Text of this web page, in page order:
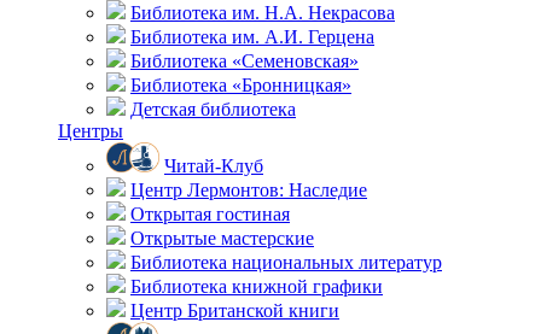
Библиотека им. Н.А. Некрасова
Библиотека им. А.И. Герцена
Библиотека «Семеновская»
Библиотека «Бронницкая»
Детская библиотека
Центры
Читай-Клуб
Центр Лермонтов: Наследие
Открытая гостиная
Открытые мастерские
Библиотека национальных литератур
Библиотека книжной графики
Центр Британской книги